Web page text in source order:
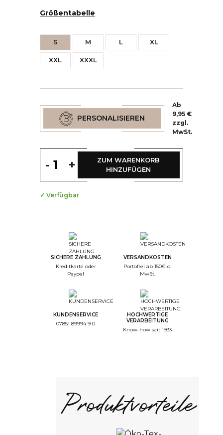
(2 Bewertungen)
Größentabelle
S M L XL
XXL XXXL
PERSONALISIEREN
Ab
9,95 €
zzgl.
MwSt.
- +
ZUM WARENKORB
HINZUFÜGEN
✓ Verfügbar
Step Color
Step Monogramme
Step Color Broderie
Step Recap
Weiss
ZURÜCK
SICHERE ZAHLUNG
Kreditkarte oder
Paypal
VERSANDKOSTEN
Portofrei ab 150€ o.
MwSt.
KUNDENSERVICE
07851 89994 9 0
HOCHWERTIGE
VERARBEITUNG
Know-how seit 1933
Produktvorteile